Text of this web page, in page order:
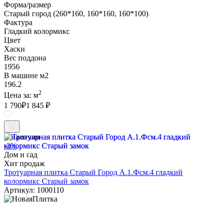
Форма/размер
Старый город (260*160, 160*160, 160*100)
Фактура
Гладкий колормикс
Цвет
Хаски
Вес поддона
1956
В машине м2
196.2
Цена за: м2
1 790₽1 845 ₽
В наличии
-3%
Дом и сад
Хит продаж
Тротуарная плитка Старый Город А.1.Фсм.4 гладкий
колормикс Старый замок
Артикул: 1000110